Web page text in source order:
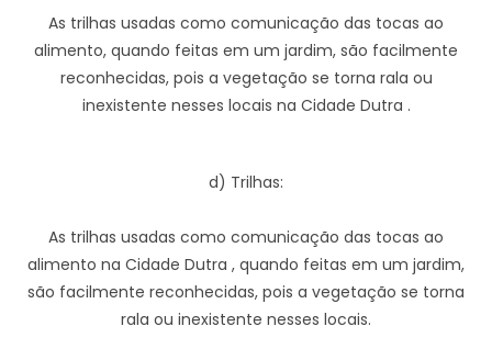
As trilhas usadas como comunicação das tocas ao
alimento, quando feitas em um jardim, são facilmente
reconhecidas, pois a vegetação se torna rala ou
inexistente nesses locais na Cidade Dutra .
d) Trilhas:
As trilhas usadas como comunicação das tocas ao
alimento na Cidade Dutra , quando feitas em um jardim,
são facilmente reconhecidas, pois a vegetação se torna
rala ou inexistente nesses locais.